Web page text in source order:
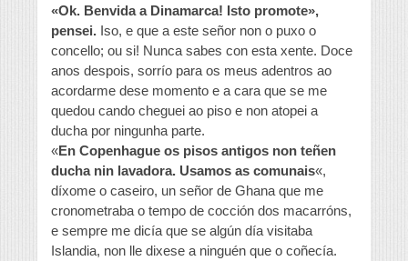
«Ok. Benvida a Dinamarca! Isto promote»,
pensei. Iso, e que a este señor non o puxo o
concello; ou si! Nunca sabes con esta xente. Doce
anos despois, sorrío para os meus adentros ao
acordarme dese momento e a cara que se me
quedou cando cheguei ao piso e non atopei a
ducha por ningunha parte.
«En Copenhague os pisos antigos non teñen
ducha nin lavadora. Usamos as comunais«,
díxome o caseiro, un señor de Ghana que me
cronometraba o tempo de cocción dos macarróns,
e sempre me dicía que se algún día visitaba
Islandia, non lle dixese a ninguén que o coñecía.